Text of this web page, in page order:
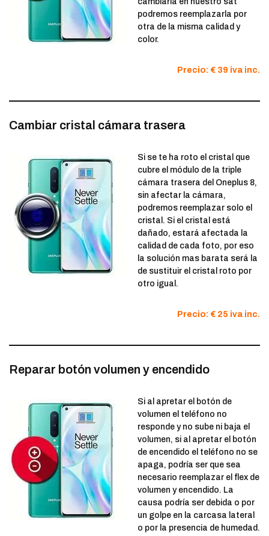
podremos reemplazarla por
otra de la misma calidad y
color.
Precio: € 39 iva inc.
Cambiar cristal cámara trasera
Si se te ha roto el cristal que
cubre el módulo de la triple
cámara trasera del Oneplus 8,
sin afectar la cámara,
podremos reemplazar solo el
cristal. Si el cristal está
dañado, estará afectada la
calidad de cada foto, por eso
la solución mas barata será la
de sustituir el cristal roto por
otro igual.
Precio: € 25 iva inc.
Reparar botón volumen y encendido
Si al apretar el botón de
volumen el teléfono no
responde y no sube ni baja el
volumen, si al apretar el botón
de encendido el teléfono no se
apaga, podría ser que sea
necesario reemplazar el flex de
volumen y encendido. La
causa podría ser debida o por
un golpe en la carcasa lateral
o por la presencia de humedad.